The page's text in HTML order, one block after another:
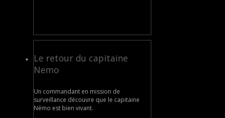
Le retour du capitaine
Nemo
Un commandant en mission de
surveillance découvre que le capitaine
Némo est bien vivant.